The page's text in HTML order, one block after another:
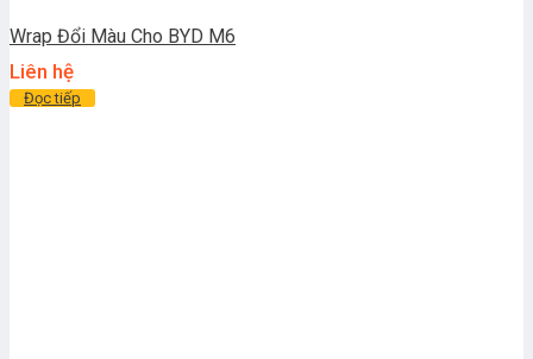
Wrap Đổi Màu Cho BYD M6
Liên hệ
Đọc tiếp